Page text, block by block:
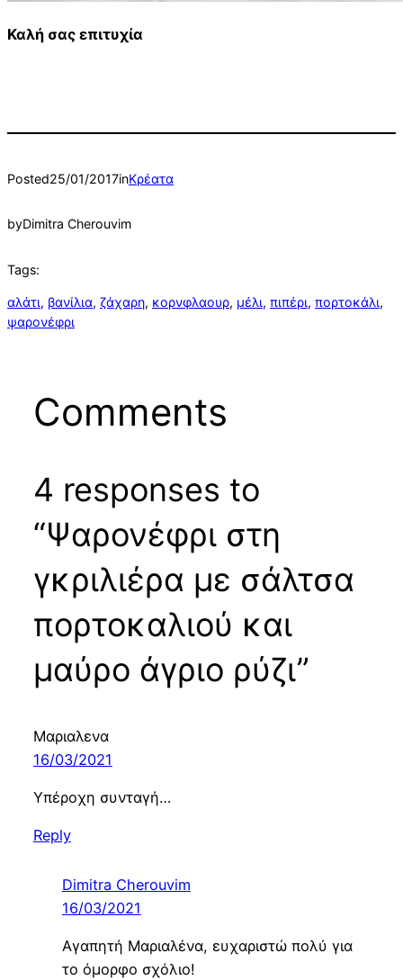
Καλή σας επιτυχία
Posted25/01/2017inΚρέατα
byDimitra Cherouvim
Tags:
αλάτι, βανίλια, ζάχαρη, κορνφλαουρ, μέλι, πιπέρι, πορτοκάλι
ψαρονέφρι
Comments
4 responses to
“Ψαρονέφρι στη
γκριλιέρα με σάλτσα
πορτοκαλιού και
μαύρο άγριο ρύζι”
Μαριαλενα
16/03/2021
Υπέροχη συνταγή…
Reply
Dimitra Cherouvim
16/03/2021
Αγαπητή Μαριαλένα, ευχαριστώ πολύ για
το όμορφο σχόλιο!